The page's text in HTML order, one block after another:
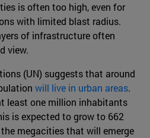
is often too high, even for
with limited blast radius.
of infrastructure often
view.
(UN) suggests that around
will live in urban areas.
least one million inhabitants
is expected to grow to 662
megacities that will emerge